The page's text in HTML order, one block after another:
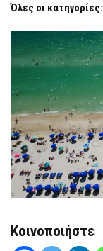
Όλες οι κατηγορίες:
Κοινοποιήστε